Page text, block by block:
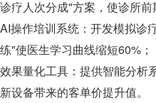
诊疗人次分成"方案，使诊所前
AI操作培训系统：开发模拟诊
练"使医生学习曲线缩短60%；
效果量化工具：提供智能分析
新设备带来的客单价提升值。